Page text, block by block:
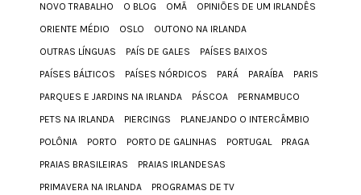
NOVO TRABALHO
O BLOG OMÃ
OPINIÕES DE UM IRLANDÊS
ORIENTE MÉDIO
OSLO
OUTONO NA IRLANDA
OUTRAS LÍNGUAS
PAÍS DE GALES
PAÍSES BAIXOS
PAÍSES BÁLTICOS
PAÍSES NÓRDICOS PARÁ PARAÍBA
PARIS
PARQUES E JARDINS NA IRLANDA
PÁSCOA
PERNAMBUCO
PETS NA IRLANDA
PIERCINGS
PLANEJANDO O INTERCÂMBIO
POLÔNIA
PORTO PORTO DE GALINHAS PORTUGAL
PRAGA
PRAIAS BRASILEIRAS
PRAIAS IRLANDESAS
PRIMAVERA NA IRLANDA
PROGRAMAS DE TV